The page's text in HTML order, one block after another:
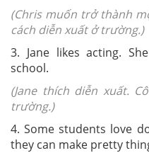
(Chris muốn trở thành
cách diễn xuất ở trường.)
3. Jane likes acting.
school.
(Jane thích diễn xuất.
trường.)
4. Some students love
they can make pretty